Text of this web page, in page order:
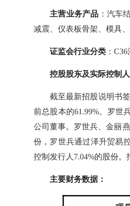
主营业务产品 ：汽车
减震、仪表板骨架、模具
证监会行业分类 ：
控股股东及实际控制人
截至最新招股说明书
前总股本的61.99%。罗世
公司董事。罗世兵、金丽
份，罗世兵通过泽升贸易
控制发行人7.04%的股份。
主要财务数据：